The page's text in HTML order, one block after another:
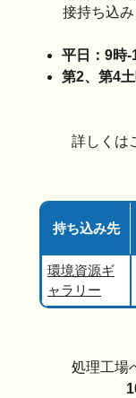
接持ち込み
平日：9時-
第2、第4
詳しくは
持ち込み先
環境資源ギ
ャラリー
処理工場